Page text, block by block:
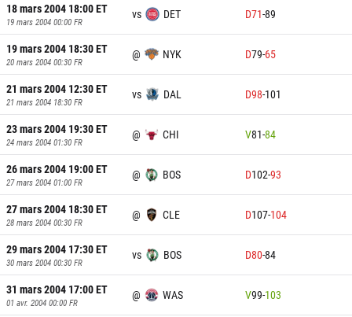
18 mars 2004 18:00ET
19 mars 2004 00:00 FR
vs DET D71-89
19 mars 2004 18:30ET
20 mars 2004 00:30 FR
@ NYK D79-65
21 mars 2004 12:30ET
21 mars 2004 18:30 FR
vs DAL D98-101
23 mars 2004 19:30ET
24 mars 2004 01:30 FR
@ CHI V81-84
26 mars 2004 19:00ET
27 mars 2004 01:00 FR
@ BOS D102-93
27 mars 2004 18:30ET
28 mars 2004 00:30 FR
@ CLE D107-104
29 mars 2004 17:30ET
30 mars 2004 00:30 FR
vs BOS D80-84
31 mars 2004 17:00ET
01 avr. 2004 00:00 FR
@ WAS V99-103